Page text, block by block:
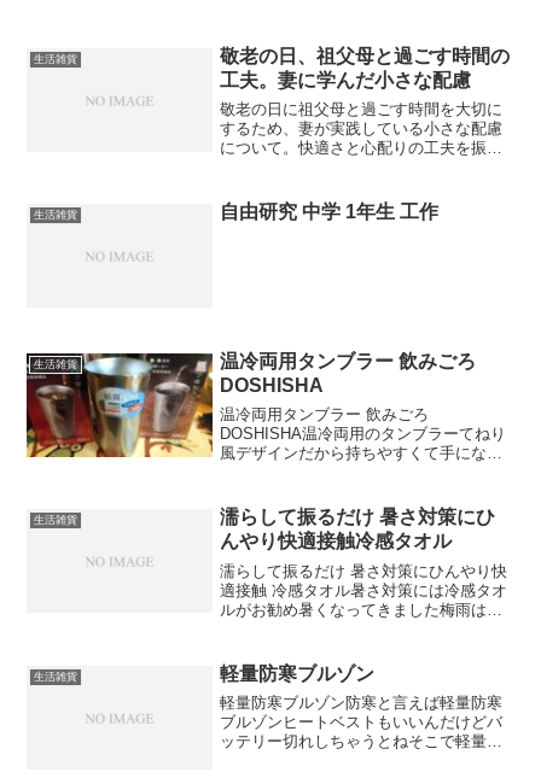
生活雑貨
敬老の日、祖父母と過ごす時間の
工夫。妻に学んだ小さな配慮
敬老の日に祖父母と過ごす時間を大切に
するため、妻が実践している小さな配慮
について。快適さと心配りの工夫を振り
生活雑貨 自由研究 中学 1年生 工作
生活雑貨
温冷両用タンブラー 飲みごろ
DOSHISHA
温冷両用タンブラー 飲みごろ
DOSHISHA温冷両用のタンブラーてねり
風デザインだから持ちやすくて手になじ
つかないので机が濡れないから作業に集
中できます
生活雑貨
濡らして振るだけ 暑さ対策にひ
んやり快適接触冷感タオル
濡らして振るだけ 暑さ対策にひんやり快
適接触 冷感タオル暑さ対策には冷感タオ
ルがお勧め暑くなってきました梅雨はこ
ョー簡単だと思います
生活雑貨 軽量防寒ブルゾン
軽量防寒ブルゾン防寒と言えば軽量防寒
ブルゾンヒートベストもいいんだけどバ
ッテリー切れしちゃうとねそこで軽量防